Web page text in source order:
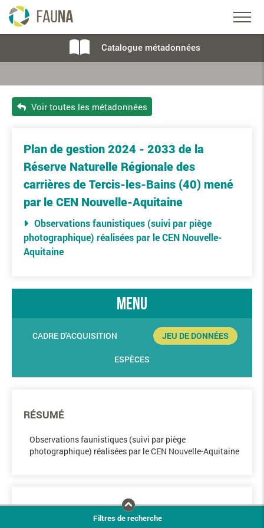
Catalogue métadonnées
Voir toutes les métadonnées
Plan de gestion 2024 - 2033 de la
Réserve Naturelle Régionale des
carrières de Tercis-les-Bains (40) mené
par le CEN Nouvelle-Aquitaine
Observations faunistiques (suivi par piège
photographique) réalisées par le CEN Nouvelle-
Aquitaine
menu
CADRE D'ACQUISITION JEU DE DONNÉES
ESPÈCES
RÉSUMÉ
Observations faunistiques (suivi par piège
photographique) réalisées par le CEN Nouvelle-Aquitaine
COLLECTE DES OBSERVATIONS
Filtres de recherche